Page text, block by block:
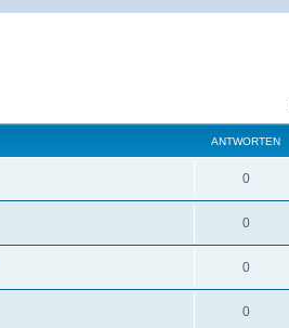
ANTWORTEN
0
0
0
0